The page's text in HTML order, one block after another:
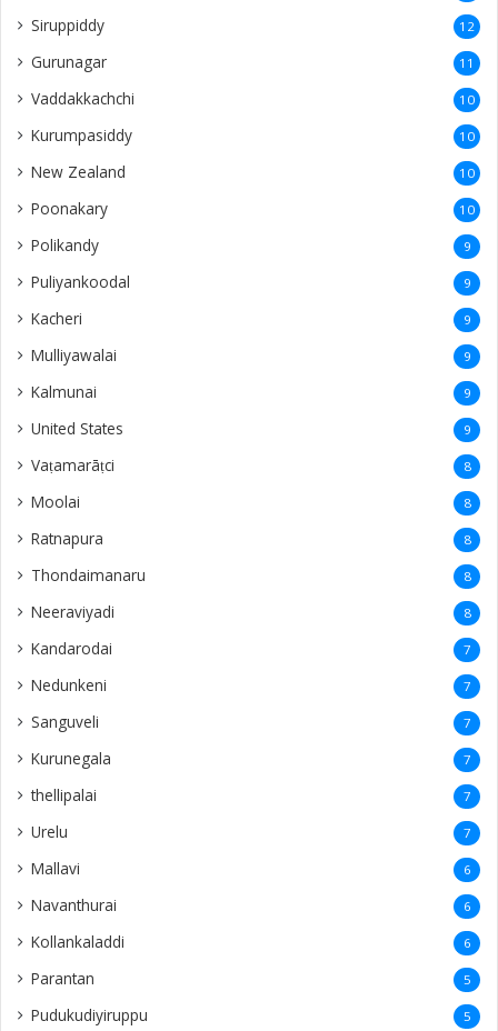
Siruppiddy 12
Gurunagar 11
Vaddakkachchi 10
Kurumpasiddy 10
New Zealand 10
Poonakary 10
Polikandy 9
Puliyankoodal 9
Kacheri 9
Mulliyawalai 9
Kalmunai 9
United States 9
Vaṭamarāṭci 8
Moolai 8
Ratnapura 8
Thondaimanaru 8
Neeraviyadi 8
Kandarodai 7
Nedunkeni 7
Sanguveli 7
Kurunegala 7
thellipalai 7
Urelu 7
Mallavi 6
Navanthurai 6
Kollankaladdi 6
Parantan 5
Pudukudiyiruppu 5